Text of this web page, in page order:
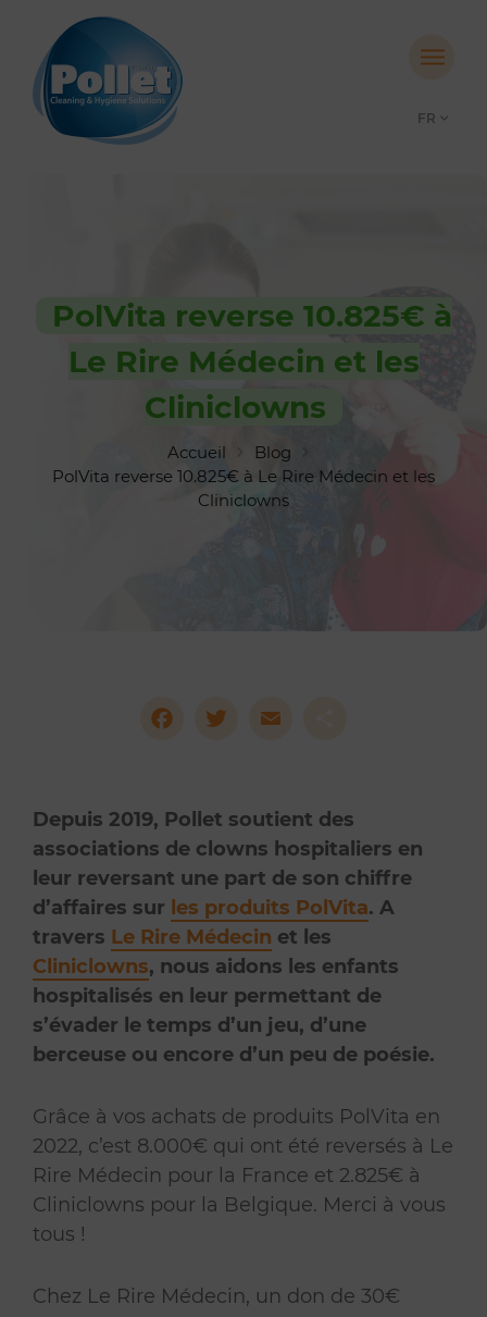
FR
PolVita reverse 10.825€ à
Le Rire Médecin et les
Cliniclowns
Accueil
Blog
PolVita reverse 10.825€ à Le Rire Médecin et les
Cliniclowns
Facebook
Twitter
Depuis 2019, Pollet soutient des
associations de clowns hospitaliers en
leur reversant une part de son chiffre
d’affaires sur les produits PolVita. A
travers Le Rire Médecin et les
Cliniclowns, nous aidons les enfants
hospitalisés en leur permettant de
s’évader le temps d’un jeu, d’une
berceuse ou encore d’un peu de poésie.
Grâce à vos achats de produits PolVita en
2022, c’est 8.000€ qui ont été reversés à Le
Rire Médecin pour la France et 2.825€ à
Cliniclowns pour la Belgique. Merci à vous
tous !
Chez Le Rire Médecin, un don de 30€